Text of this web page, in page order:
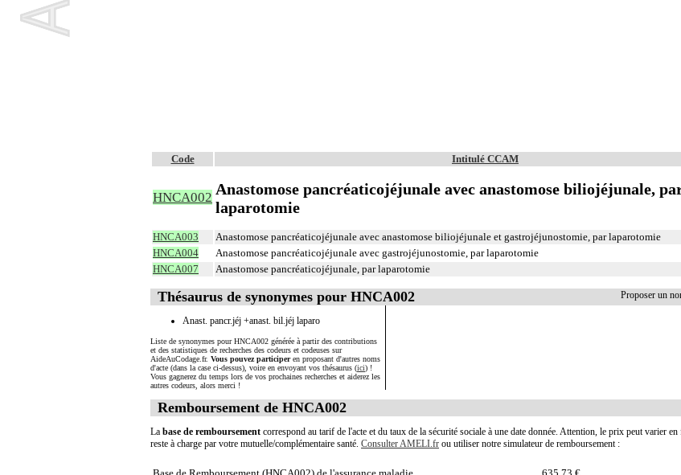
Code Intitulé CCAM
HNCA002 Anastomose pancréaticojéjunale avec anastomose biliojéjunale,
laparotomie
HNCA003 Anastomose pancréaticojéjunale avec anastomose biliojéjunale et gastrojéjunostomie, par laparotomie
HNCA004 Anastomose pancréaticojéjunale avec gastrojéjunostomie, par laparotomie
HNCA007 Anastomose pancréaticojéjunale, par laparotomie
Proposer un
Thésaurus de synonymes pour HNCA002
Anast. pancr.jéj +anast. bil.jéj laparo
Liste de synonymes pour HNCA002 générée à partir des contributions
et des statistiques de recherches des codeurs et codeuses sur
AideAuCodage.fr. Vous pouvez participeren proposant d'autres noms
d'acte (dans la case ci-dessus), voire en envoyant vos thésaurus (ici) !
Vous gagnerez du temps lors de vos prochaines recherches et aiderez les
autres codeurs, alors merci !
Remboursement de HNCA002
La base de remboursement correspond au tarif de l'acte et du taux de la sécurité sociale à une date donnée. Attention, le prix peut varier
reste à charge par votre mutuelle/complémentaire santé. Consulter AMELI.fr ou utiliser notre simulateur de remboursement :